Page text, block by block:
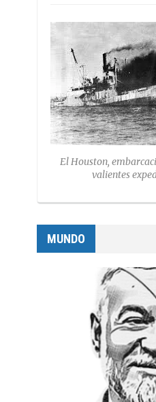
El Houston,
valientes
MUNDO